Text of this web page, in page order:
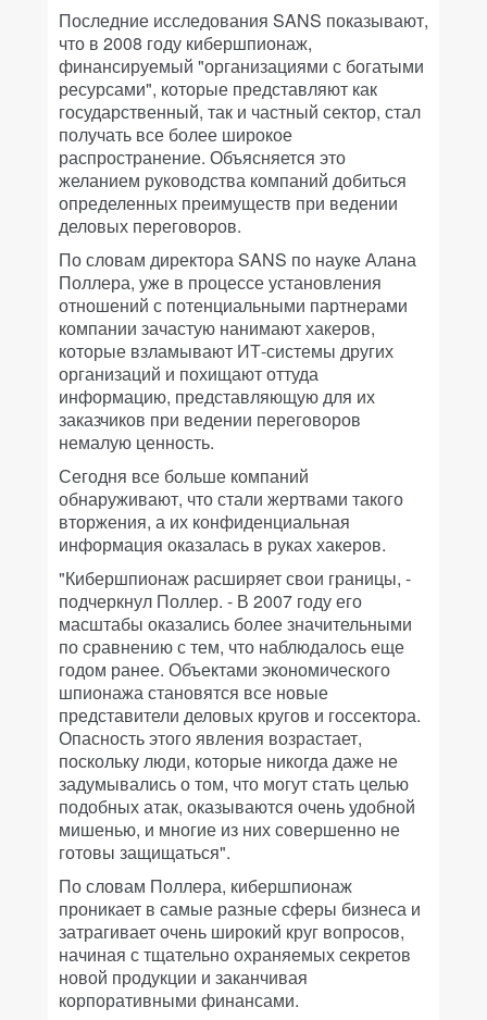
Последние исследования SANS показывают,
что в 2008 году кибершпионаж,
финансируемый "организациями с богатыми
ресурсами", которые представляют как
государственный, так и частный сектор, стал
получать все более широкое
распространение. Объясняется это
желанием руководства компаний добиться
определенных преимуществ при ведении
деловых переговоров.
По словам директора SANS по науке Алана
Поллера, уже в процессе установления
отношений с потенциальными партнерами
компании зачастую нанимают хакеров,
которые взламывают ИТ-системы других
организаций и похищают оттуда
информацию, представляющую для их
заказчиков при ведении переговоров
немалую ценность.
Сегодня все больше компаний
обнаруживают, что стали жертвами такого
вторжения, а их конфиденциальная
информация оказалась в руках хакеров.
"Кибершпионаж расширяет свои границы, -
подчеркнул Поллер. - В 2007 году его
масштабы оказались более значительными
по сравнению с тем, что наблюдалось еще
годом ранее. Объектами экономического
шпионажа становятся все новые
представители деловых кругов и госсектора.
Опасность этого явления возрастает,
поскольку люди, которые никогда даже не
задумывались о том, что могут стать целью
подобных атак, оказываются очень удобной
мишенью, и многие из них совершенно не
готовы защищаться".
По словам Поллера, кибершпионаж
проникает в самые разные сферы бизнеса и
затрагивает очень широкий круг вопросов,
начиная с тщательно охраняемых секретов
новой продукции и заканчивая
корпоративными финансами.